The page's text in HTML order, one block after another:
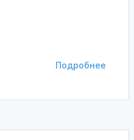
Подробнее